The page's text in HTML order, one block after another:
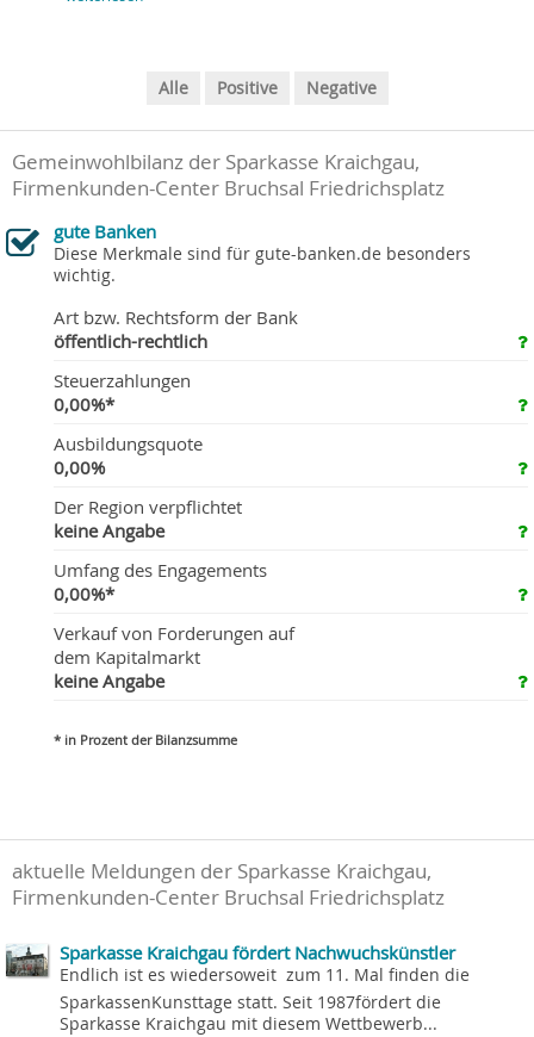
Alle Positive Negative
Gemeinwohlbilanz der Sparkasse Kraichgau,
Firmenkunden-Center Bruchsal Friedrichsplatz
gute Banken
Diese Merkmale sind für gute-banken.de besonders
wichtig.
Art bzw. Rechtsform der Bank
öffentlich-rechtlich
Steuerzahlungen
0,00%*
Ausbildungsquote
0,00%
Der Region verpflichtet
keine Angabe
Umfang des Engagements
0,00%*
Verkauf von Forderungen auf
dem Kapitalmarkt
keine Angabe
* in Prozent der Bilanzsumme
aktuelle Meldungen der Sparkasse Kraichgau,
Firmenkunden-Center Bruchsal Friedrichsplatz
Sparkasse Kraichgau fördert Nachwuchskünstler
Endlich ist es wiedersoweit  zum 11. Mal finden die
SparkassenKunsttage statt. Seit 1987fördert die
Sparkasse Kraichgau mit diesem Wettbewerb...